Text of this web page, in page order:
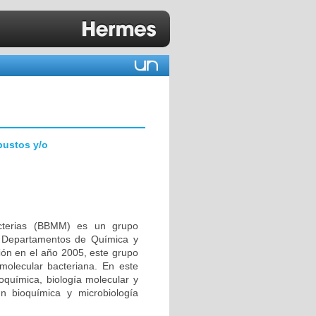
y/o
(BBMM) es un grupo
de Química y
en el año 2005, este grupo
bacteriana. En este
biología molecular y
bioquímica y microbiología